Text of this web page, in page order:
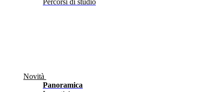
Percorsi di studio
Novità
Panoramica